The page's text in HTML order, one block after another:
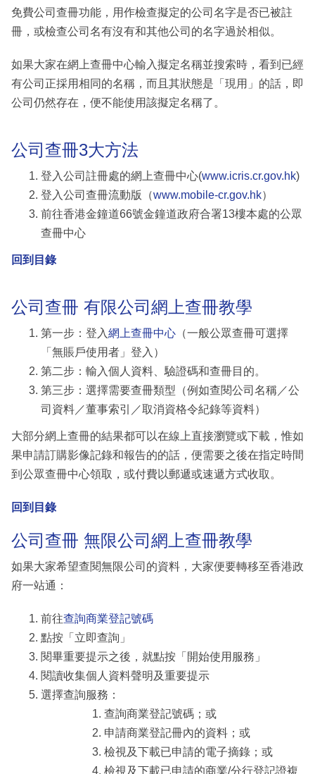
免費公司查冊功能，用作檢查擬定的公司名字是否已被註
冊，或檢查公司名有沒有和其他公司的名字過於相似。
如果大家在網上查冊中心輸入擬定名稱並搜索時，看到已經
有公司正採用相同的名稱，而且其狀態是「現用」的話，即
公司仍然存在，便不能使用該擬定名稱了。
公司查冊3大方法
登入公司註冊處的網上查冊中心(www.icris.cr.gov.hk)
登入公司查冊流動版（www.mobile-cr.gov.hk）
前往香港金鐘道66號金鐘道政府合署13樓本處的公眾
查冊中心
回到目錄
公司查冊 有限公司網上查冊教學
第一步：登入網上查冊中心 （一般公眾查冊可選擇
「無賬戶使用者」登入）
第二步：輸入個人資料、驗證碼和查冊目的。
第三步：選擇需要查冊類型（例如查閱公司名稱／公
司資料／董事索引／取消資格令紀錄等資料）
大部分網上查冊的結果都可以在線上直接瀏覽或下載，惟如
果申請訂購影像記錄和報告的的話，便需要之後在指定時間
到公眾查冊中心領取，或付費以郵遞或速遞方式收取。
回到目錄
公司查冊 無限公司網上查冊教學
如果大家希望查閱無限公司的資料，大家便要轉移至香港政
府一站通：
前往查詢商業登記號碼
點按「立即查詢」
閱畢重要提示之後，就點按「開始使用服務」
閱讀收集個人資料聲明及重要提示
選擇查詢服務：
查詢商業登記號碼；或
申請商業登記冊內的資料；或
檢視及下載已申請的電子摘錄；或
檢視及下載已申請的商業/分行登記證複